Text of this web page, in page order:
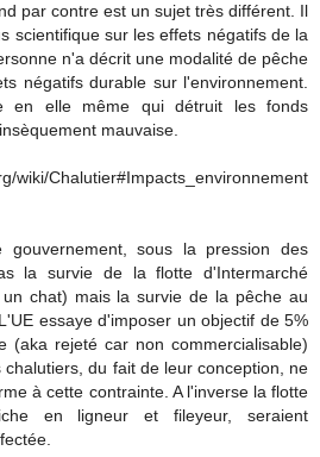
par contre est un sujet très différent. Il
scientifique sur les effets négatifs de la
n'a décrit une modalité de pêche
négatifs durable sur l'environnement.
en elle même qui détruit les fonds
mauvaise.
wiki/Chalutier#Impacts_environnement
sous la pression des
la survie de la flotte d'Intermarché
chat) mais la survie de la pêche au
essaye d'imposer un objectif de 5%
(aka rejeté car non commercialisable)
chalutiers, du fait de leur conception, ne
à cette contrainte. A l'inverse la flotte
en ligneur et fileyeur, seraient